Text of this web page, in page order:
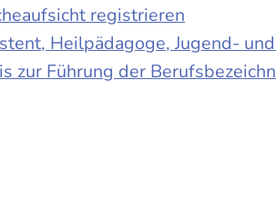
registrieren
Heilpädagoge, Jugend-
zur Führung der